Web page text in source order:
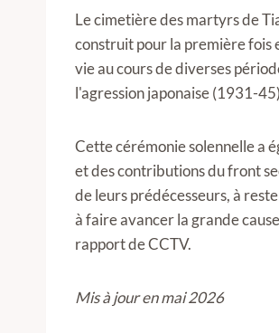
Le cimetière des martyrs de
construit pour la première
vie au cours de diverses
l'agression japonaise (1931-
Cette cérémonie solennelle a
et des contributions du front
de leurs prédécesseurs, à
à faire avancer la grande
rapport de CCTV.
Mis à jour en mai 2026